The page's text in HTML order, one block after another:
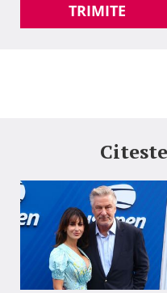
TRIMITE